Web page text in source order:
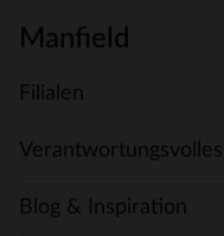
Manfield
Filialen
Blog & Inspiration